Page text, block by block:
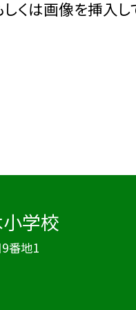
くは画像を挿入し
学校
番地1